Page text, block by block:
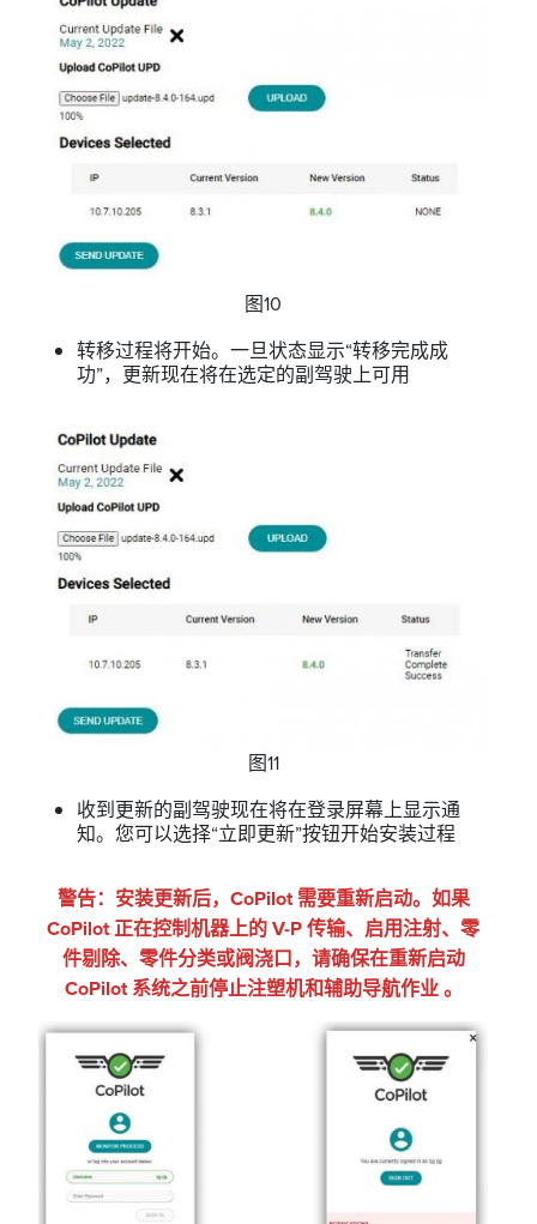
图10
转移过程将开始。一旦状态显示“转移完成成
功”，更新现在将在选定的副驾驶上可用
图11
收到更新的副驾驶现在将在登录屏幕上显示通
知。您可以选择“立即更新”按钮开始安装过程
警告：安装更新后，CoPilot 需要重新启动。如果
CoPilot 正在控制机器上的 V-P 传输、启用注射、零
件剔除、零件分类或阀浇口，请确保在重新启动
CoPilot 系统之前停止注塑机和辅助导航作业 。